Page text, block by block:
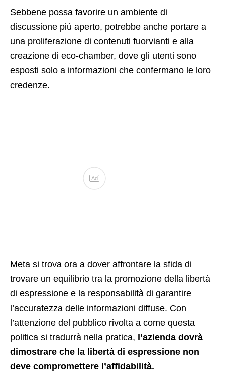
Sebbene possa favorire un ambiente di
discussione più aperto, potrebbe anche portare a
una proliferazione di contenuti fuorvianti e alla
creazione di eco-chamber, dove gli utenti sono
esposti solo a informazioni che confermano le loro
credenze.
Ad
Meta si trova ora a dover affrontare la sfida di
trovare un equilibrio tra la promozione della libertà
di espressione e la responsabilità di garantire
l’accuratezza delle informazioni diffuse. Con
l’attenzione del pubblico rivolta a come questa
politica si tradurrà nella pratica, l’azienda dovrà
dimostrare che la libertà di espressione non
deve compromettere l’affidabilità.